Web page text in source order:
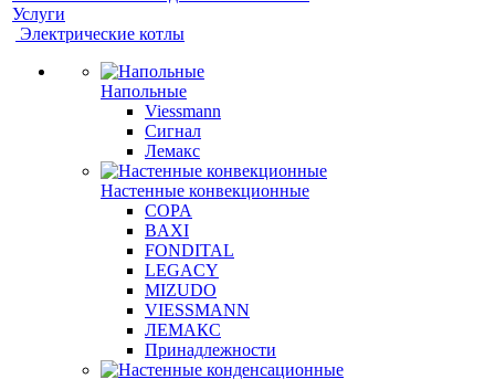
Услуги
Электрические котлы
Напольные
Viessmann
Сигнал
Лемакс
Настенные конвекционные
COPA
BAXI
FONDITAL
LEGACY
MIZUDO
VIESSMANN
ЛЕМАКС
Принадлежности